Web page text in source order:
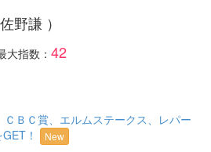
野謙 ）
大指数： 42
ＢＣ賞、エルムステークス、レパー
！
New